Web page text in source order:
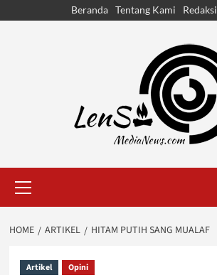
Beranda Tentang Kami Redaksi
Menu
HOME ARTIKEL HITAM PUTIH SANG MUALAF
Artikel Opini